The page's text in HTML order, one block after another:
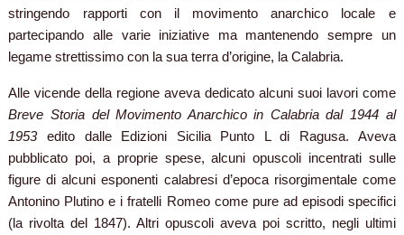
stringendo rapporti con il movimento anarchico locale e
partecipando alle varie iniziative ma mantenendo sempre un
legame strettissimo con la sua terra d’origine, la Calabria.
Alle vicende della regione aveva dedicato alcuni suoi lavori come
Breve Storia del Movimento Anarchico in Calabria dal 1944 al
1953edito dalle Edizioni Sicilia Punto L di Ragusa. Aveva
pubblicato poi, a proprie spese, alcuni opuscoli incentrati sulle
figure di alcuni esponenti calabresi d’epoca risorgimentale come
Antonino Plutino e i fratelli Romeo come pure ad episodi specifici
(la rivolta del 1847). Altri opuscoli aveva poi scritto, negli ultimi